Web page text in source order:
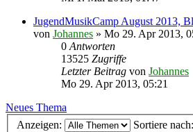
JugendMusikCamp August 2013,
von Johannes » Mo 29. Apr 2013,
0 Antworten
13525 Zugriffe
Letzter Beitrag von Johannes
Mo 29. Apr 2013, 05:21
Neues Thema
Anzeigen:
Sortiere nach: